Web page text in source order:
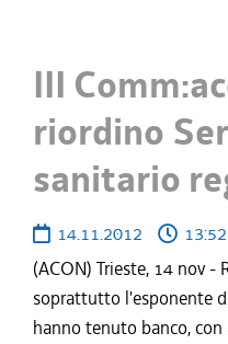
III
riordino
sanitario
14.11.2012
13:52
(ACON) Trieste, 14 nov -
soprattutto l'esponente
hanno tenuto banco,